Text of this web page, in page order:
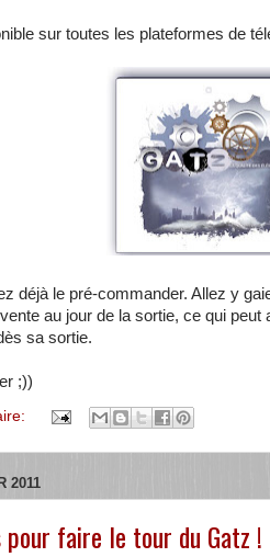
sur toutes les plateformes de
déjà le pré-commander. Allez y
au jour de la sortie, ce qui
sa sortie.
;))
2011
faire le tour du Gatz !